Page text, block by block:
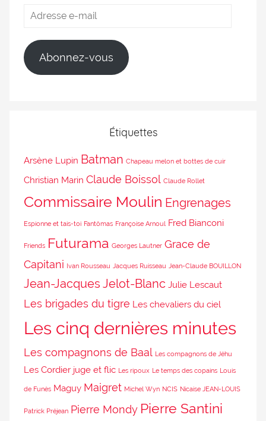
Abonnez-vous
Étiquettes
Arsène Lupin Batman Chapeau melon et bottes de cuir
Christian Marin Claude Boissol Claude Rollet
Commissaire Moulin Engrenages
Espionne et tais-toi Fantômas Françoise Arnoul Fred Bianconi
Friends Futurama Georges Lautner Grace de
Capitani Ivan Rousseau Jacques Ruisseau Jean-Claude BOUILLON
Jean-Jacques Jelot-Blanc Julie Lescaut
Les brigades du tigre Les chevaliers du ciel
Les cinq dernières minutes
Les compagnons de Baal Les compagnons de Jéhu
Les Cordier juge et flic Les ripoux Le temps des copains Louis
de Funès Maguy Maigret Michel Wyn NCIS Nicaise JEAN-LOUIS
Patrick Préjean Pierre Mondy Pierre Santini